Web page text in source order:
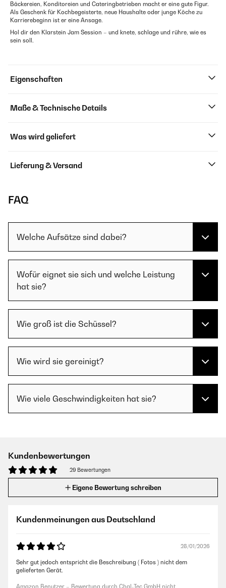
Bäckereien, Konditoreien und Cateringbetrieben macht er eine gute Figur.
Als Geschenk für Kochbegeisterte, neue Haushalte oder junge Köche zu
Karrierebeginn ist er eine Ansage.
Hol dir den Klarstein Jam Session – und knete, schlage und rühre, wie es
sein soll.
Eigenschaften
Maße & Technische Details
Was wird geliefert
Lieferung & Versand
FAQ
Welche Aufsätze sind dabei?
Wofür eignet sie sich und welche Leistung
hat sie?
Wie groß ist die Schüssel?
Wie wird sie gereinigt?
Wie viele Geschwindigkeiten hat sie?
Kundenbewertungen
29 Bewertungen
Eigene Bewertung schreiben
Kundenmeinungen aus Deutschland
28/01/2026
Sehr gut jedoch entspricht die Beschreibung ( Fotos ) nicht dem
gelieferten Gerät.
Amazon Benutzer – Bewertung durch Chal-Tec GmbH nicht